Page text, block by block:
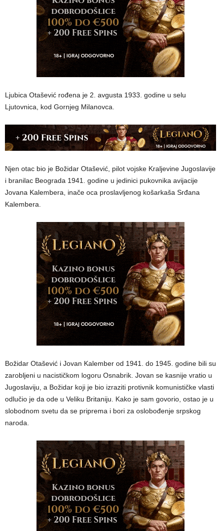
Ljubica Otašević rođena je 2. avgusta 1933. godine u selu
Ljutovnica, kod Gornjeg Milanovca.
Njen otac bio je Božidar Otašević, pilot vojske Kraljevine Jugoslavije
i branilac Beograda 1941. godine u jedinici pukovnika avijacije
Jovana Kalembera, inače oca proslavljenog košarkaša Srđana
Kalembera.
Božidar Otašević i Jovan Kalember od 1941. do 1945. godine bili su
zarobljeni u nacističkom logoru Osnabrik. Jovan se kasnije vratio u
Jugoslaviju, a Božidar koji je bio izraziti protivnik komunističke vlasti
odlučio je da ode u Veliku Britaniju. Kako je sam govorio, ostao je u
slobodnom svetu da se priprema i bori za oslobođenje srpskog
naroda.